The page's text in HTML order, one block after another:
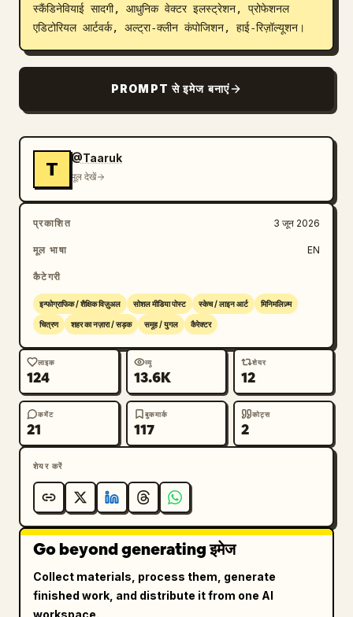
स्कैंडिनेवियाई सादगी, आधुनिक वेक्टर इलस्ट्रेशन, प्रोफेशनल
एडिटोरियल आर्टवर्क, अल्ट्रा-क्लीन कंपोजिशन, हाई-रिज़ॉल्यूशन।
PROMPT से इमेज बनाएं
T
@Taaruk
मूल देखें
प्रकाशित 3 जून 2026
मूल भाषा EN
कैटेगरी
इन्फोग्राफिक / शैक्षिक विज़ुअल सोशल मीडिया पोस्ट स्केच / लाइन आर्ट मिनिमलिज़्म
चित्रण शहर का नज़ारा / सड़क समूह / युगल कैरेक्टर
लाइक
124
व्यू
13.6K
शेयर
12
कमेंट
21
बुकमार्क
117
कोट्स
2
शेयर करें
Go beyond generating इमेज
Collect materials, process them, generate
finished work, and distribute it from one AI
workspace.